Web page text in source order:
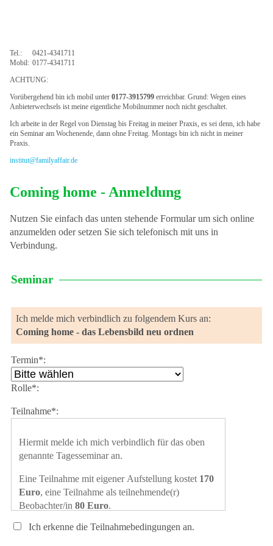
Tel.:
0421-4341711
Mobil: 0177-4341711
ACHTUNG:
Vorübergehend bin ich mobil unter 0177-3915799 erreichbar. Grund: Wegen eines
Anbieterwechsels ist meine eigentliche Mobilnummer noch nicht geschaltet.
Ich arbeite in der Regel von Dienstag bis Freitag in meiner Praxis, es sei denn, ich habe
ein Seminar am Wochenende, dann ohne Freitag. Montags bin ich nicht in meiner
Praxis.
institut@familyaffair.de
Coming home - Anmeldung
Nutzen Sie einfach das unten stehende Formular um sich online
anzumelden oder setzen Sie sich telefonisch mit uns in
Verbindung.
Seminar
Ich melde mich verbindlich zu folgendem Kurs an:
Coming home - das Lebensbild neu ordnen
Termin*:
Rolle*:
Teilnahme*:
Hiermit melde ich mich verbindlich für das oben
genannte Tagesseminar an.
Eine Teilnahme mit eigener Aufstellung kostet 170
Euro, eine Teilnahme als teilnehmende(r)
Beobachter/in 80 Euro.
In meiner Anmeldung gebe ich an, ob ich mit oder
Ich erkenne die Teilnahmebedingungen an.